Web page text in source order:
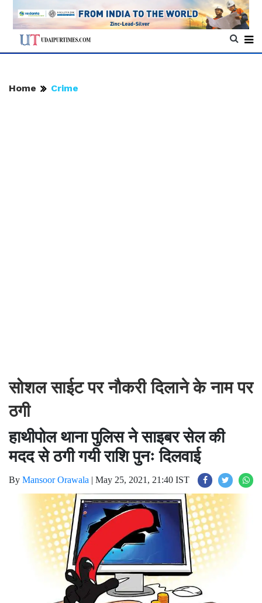
Home Crime
सोशल साईट पर नौकरी दिलाने के नाम पर
ठगी
हाथीपोल थाना पुलिस ने साइबर सेल की
मदद से ठगी गयी राशि पुनः दिलवाई
By Mansoor Orawala | May 25, 2021, 21:40 IST